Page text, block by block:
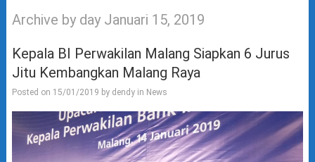
Archive by day Januari 15, 2019
Kepala BI Perwakilan Malang Siapkan 6 Jurus
Jitu Kembangkan Malang Raya
Posted on 15/01/2019 by dendyin News